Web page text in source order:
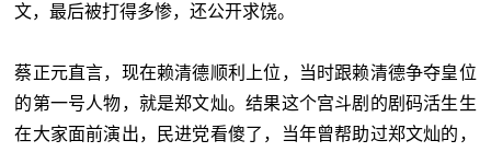
文，最后被打得多惨，还公开求饶。
蔡正元直言，现在赖清德顺利上位，当时跟赖清德争夺皇位
的第一号人物，就是郑文灿。结果这个宫斗剧的剧码活生生
在大家面前演出，民进党看傻了，当年曾帮助过郑文灿的，